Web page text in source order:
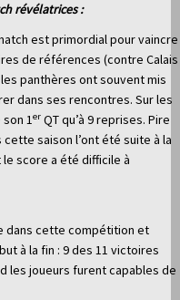
révélatrices :
est primordial pour vaincre
de références (contre Calais
panthères ont souvent mis
dans ses rencontres. Sur les
son 1er QT qu’à 9 reprises. Pire
saison l’ont été suite à la
le score a été difficile à
dans cette compétition et
à la fin : 9 des 11 victoires
les joueurs furent capables de